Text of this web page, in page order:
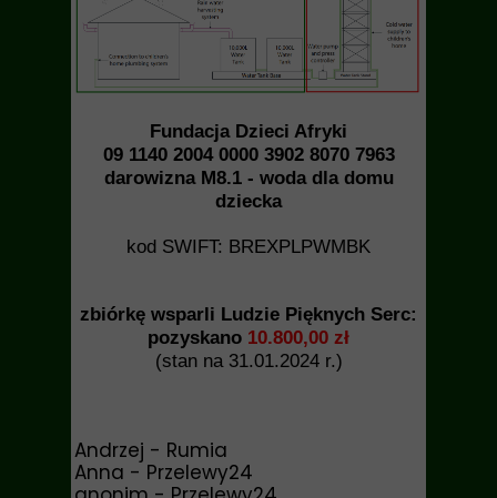
Fundacja Dzieci Afryki
09 1140 2004 0000 3902 8070 7963
darowizna M8.1 - woda dla domu
dziecka
kod SWIFT: BREXPLPWMBK
zbiórkę wsparli Ludzie Pięknych Serc:
pozyskano 10.800,00 zł
(stan na 31.01.2024 r.)
Andrzej - Rumia
Anna - Przelewy24